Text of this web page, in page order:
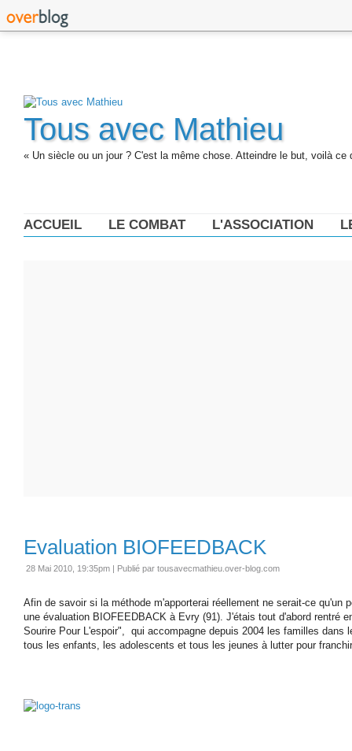
Tous avec Mathieu
« Un siècle ou un jour ? C'est la même chose. Atteindre le but, voilà ce
ACCUEIL LE COMBAT L'ASSOCIATION
Evaluation BIOFEEDBACK
28 Mai 2010, 19:35pm | Publié par tousavecmathieu.over-blog.com
Afin de savoir si la méthode m'apporterai réellement ne serait-ce qu'un
une évaluation BIOFEEDBACK à Evry (91). J'étais tout d'abord rentré
Sourire Pour L'espoir", qui accompagne depuis 2004 les familles dans
tous les enfants, les adolescents et tous les jeunes à lutter pour